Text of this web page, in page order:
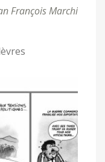
François Marchi